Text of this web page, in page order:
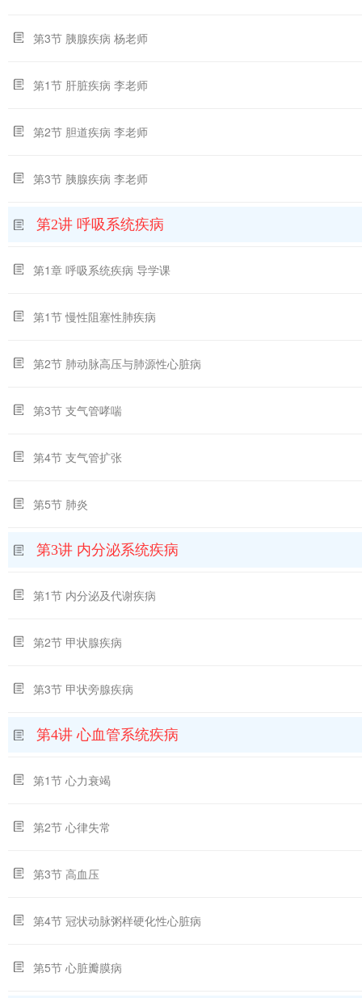
第3节 胰腺疾病 杨老师
第1节 肝脏疾病 李老师
第2节 胆道疾病 李老师
第3节 胰腺疾病 李老师
第2讲 呼吸系统疾病
第1章 呼吸系统疾病 导学课
第1节 慢性阻塞性肺疾病
第2节 肺动脉高压与肺源性心脏病
第3节 支气管哮喘
第4节 支气管扩张
第5节 肺炎
第3讲 内分泌系统疾病
第1节 内分泌及代谢疾病
第2节 甲状腺疾病
第3节 甲状旁腺疾病
第4讲 心血管系统疾病
第1节 心力衰竭
第2节 心律失常
第3节 高血压
第4节 冠状动脉粥样硬化性心脏病
第5节 心脏瓣膜病